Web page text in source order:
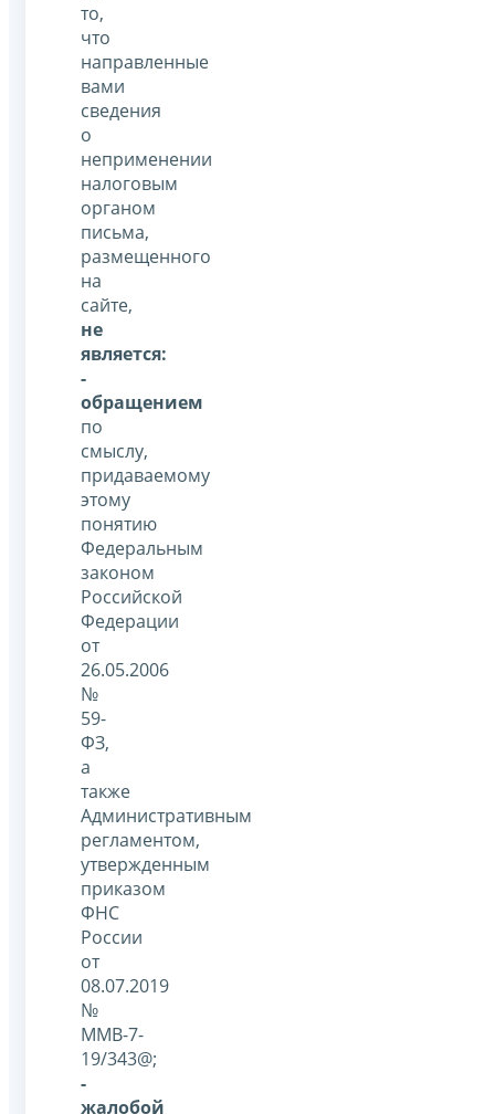
то,
что
направленные
вами
сведения
о
неприменении
налоговым
органом
письма,
размещенного
на
сайте,
не
является:
-
обращением
по
смыслу,
придаваемому
этому
понятию
Федеральным
законом
Российской
Федерации
от
26.05.2006
№
59-
ФЗ,
а
также
Административным
регламентом,
утвержденным
приказом
ФНС
России
от
08.07.2019
№
ММВ-7-
19/343@;
-
жалобой